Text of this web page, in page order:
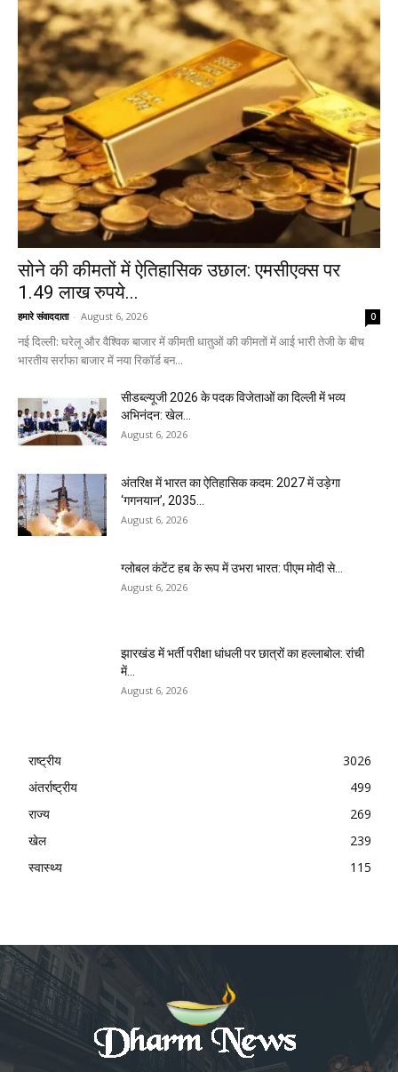
सोने की कीमतों में ऐतिहासिक उछाल: एमसीएक्स पर
1.49 लाख रुपये...
हमारे संवाददाता - August 6, 2026 0
नई दिल्ली: घरेलू और वैश्विक बाजार में कीमती धातुओं की कीमतों में आई भारी तेजी के बीच
भारतीय सर्राफा बाजार में नया रिकॉर्ड बन...
सीडब्ल्यूजी 2026 के पदक विजेताओं का दिल्ली में भव्य
अभिनंदन: खेल...
August 6, 2026
अंतरिक्ष में भारत का ऐतिहासिक कदम: 2027 में उड़ेगा
‘गगनयान’, 2035...
August 6, 2026
ग्लोबल कंटेंट हब के रूप में उभरा भारत: पीएम मोदी से...
August 6, 2026
झारखंड में भर्ती परीक्षा धांधली पर छात्रों का हल्लाबोल: रांची
में...
August 6, 2026
राष्ट्रीय
3026
अंतर्राष्ट्रीय
499
राज्य
269
खेल
239
स्वास्थ्य
115